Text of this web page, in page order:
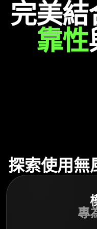
完美結
靠性
探索使用無
專